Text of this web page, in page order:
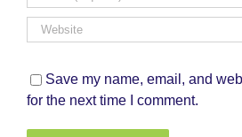
Save my name, email, and
for the next time I comment.